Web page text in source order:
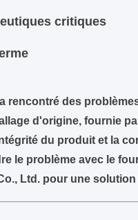
critiques
rencontré des
d'origine, fournie
du produit et la
le problème avec le
Ltd.pour une solution